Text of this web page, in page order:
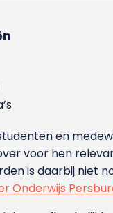
en
voor hen
is daarbij niet
Onderwijs